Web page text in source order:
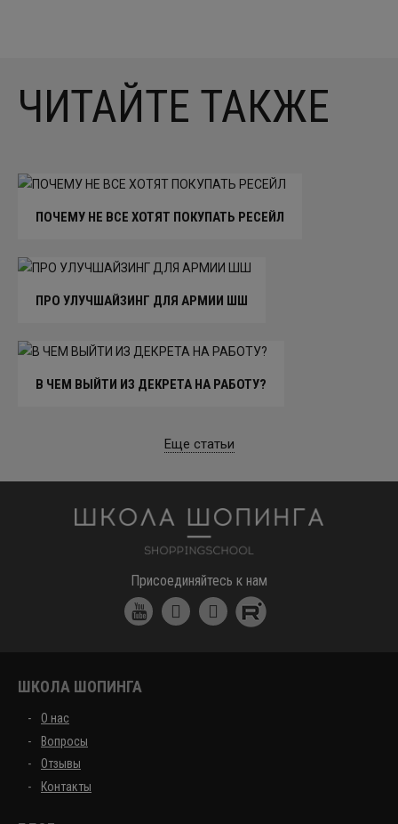
ЧИТАЙТЕ ТАКЖЕ
ПОЧЕМУ НЕ ВСЕ ХОТЯТ ПОКУПАТЬ РЕСЕЙЛ
ПРО УЛУЧШАЙЗИНГ ДЛЯ АРМИИ ШШ
В ЧЕМ ВЫЙТИ ИЗ ДЕКРЕТА НА РАБОТУ?
Еще статьи
Присоединяйтесь к нам
ШКОЛА ШОПИНГА
О нас
Вопросы
Отзывы
Контакты